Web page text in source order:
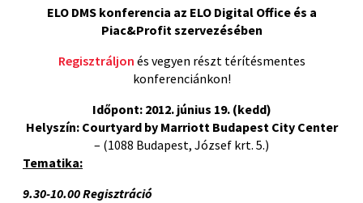
ELO DMS konferencia az ELO Digital Office és a
Piac&Profit szervezésében
Regisztráljon és vegyen részt térítésmentes
konferenciánkon!
Időpont: 2012. június 19. (kedd)
Helyszín: Courtyard by Marriott Budapest City Center
– (1088 Budapest, József krt. 5.)
Tematika:
9.30-10.00 Regisztráció